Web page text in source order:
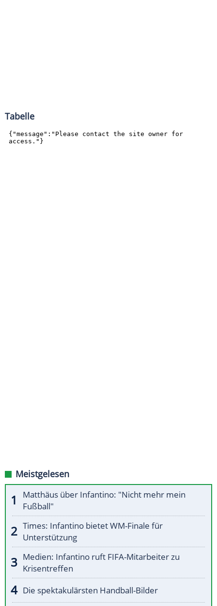
Tabelle
Meistgelesen
Matthäus über Infantino: "Nicht mehr mein
Fußball"
Times: Infantino bietet WM-Finale für
Unterstützung
Medien: Infantino ruft FIFA-Mitarbeiter zu
Krisentreffen
Die spektakulärsten Handball-Bilder